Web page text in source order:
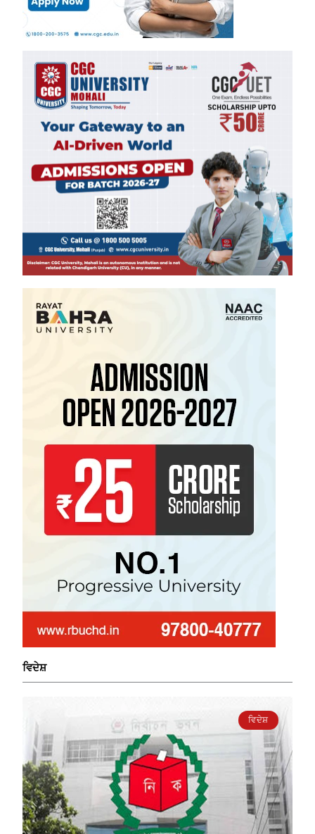
ਵਿਦੇਸ਼
ਵਿਦੇਸ਼